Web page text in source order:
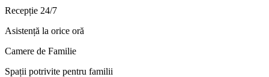
Recepție 24/7
Asistență la orice oră
Camere de Familie
Spații potrivite pentru familii